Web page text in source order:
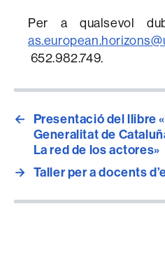
Per a qualsevol
652.982.749.
←
Presentació del llibre
Generalitat de
La red de los actores»
→ Taller per a docents